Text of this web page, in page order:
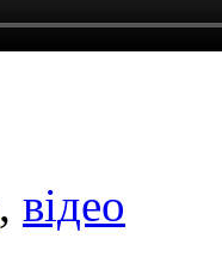
, відео